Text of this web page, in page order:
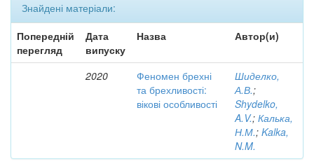
Знайдені матеріали:
Попередній
перегляд
Дата
випуску
Назва Автор(и)
2020
Феномен брехні
та брехливості:
вікові особливості
Шиделко,
А.В.;
Shydelko,
A.V.; Калька,
Н.М.; Kalka,
N.M.